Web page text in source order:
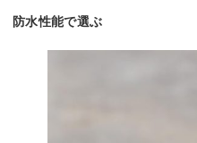
防水性能で選ぶ